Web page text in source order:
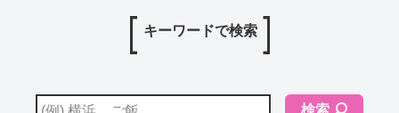
キーワードで検索